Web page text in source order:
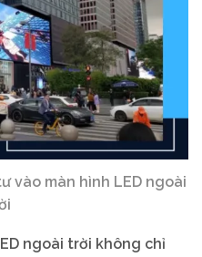
vào màn hình LED ngoài
ngoài trời không chỉ